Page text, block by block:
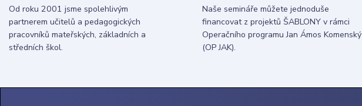
Od roku 2001 jsme spolehlivým
partnerem učitelů a pedagogických
pracovníků mateřských, základních a
středních škol.
Naše semináře můžete jednoduše
financovat z projektů ŠABLONY v rámci
Operačního programu Jan Ámos Komenský
(OP JAK).